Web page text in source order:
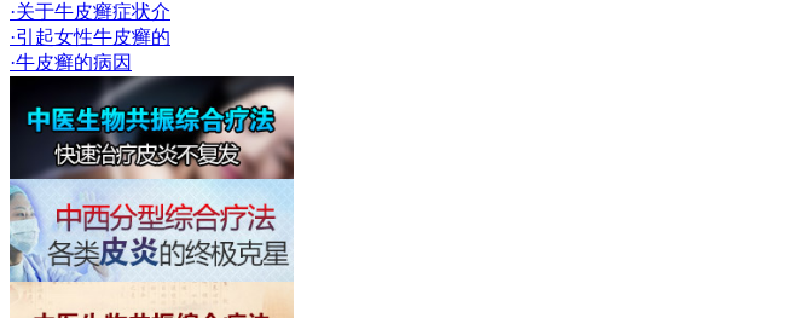
·关于牛皮癣症状介
·引起女性牛皮癣的
·牛皮癣的病因